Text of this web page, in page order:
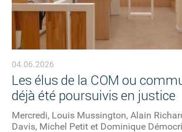
04.06.2026
Les élus de la COM ou
déjà été poursuivis en justice
Mercredi, Louis Mussington, Alain
Davis, Michel Petit et Dominique